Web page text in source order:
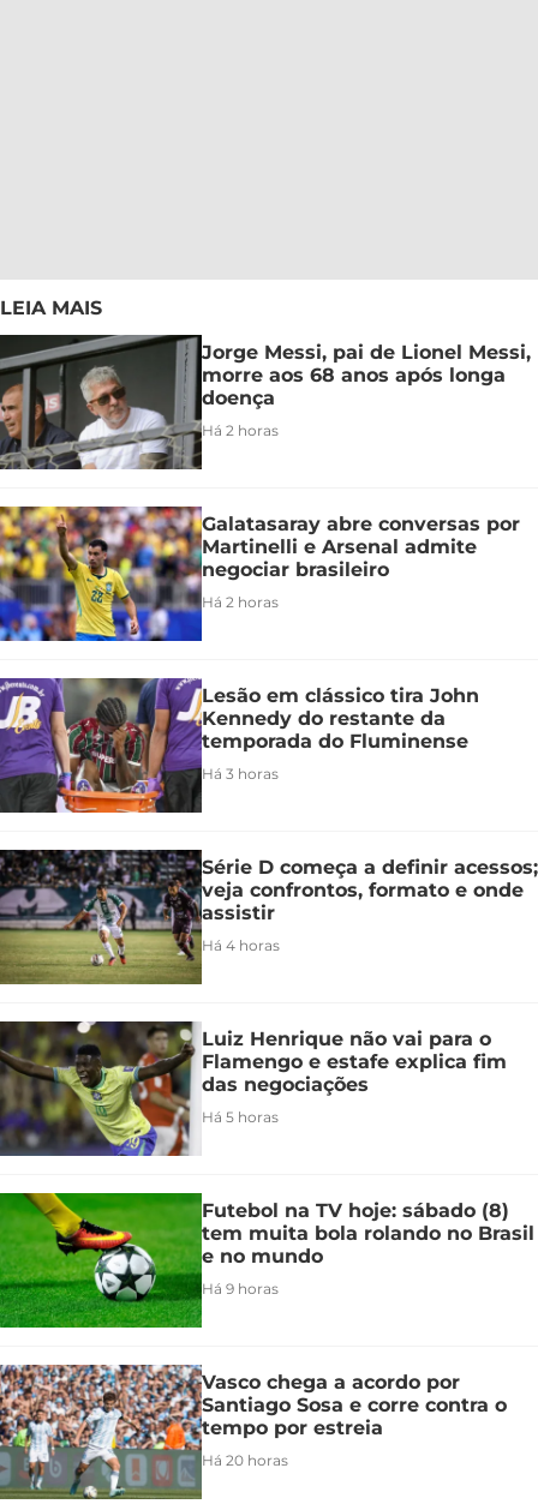
LEIA MAIS
Jorge Messi, pai de Lionel Messi,
morre aos 68 anos após longa
doença
Há 2 horas
Galatasaray abre conversas por
Martinelli e Arsenal admite
negociar brasileiro
Há 2 horas
Lesão em clássico tira John
Kennedy do restante da
temporada do Fluminense
Há 3 horas
Série D começa a definir acessos;
veja confrontos, formato e onde
assistir
Há 4 horas
Luiz Henrique não vai para o
Flamengo e estafe explica fim
das negociações
Há 5 horas
Futebol na TV hoje: sábado (8)
tem muita bola rolando no Brasil
e no mundo
Há 9 horas
Vasco chega a acordo por
Santiago Sosa e corre contra o
tempo por estreia
Há 20 horas